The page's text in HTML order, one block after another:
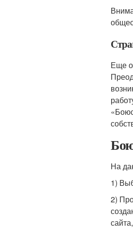
Еще
На
1)
2)